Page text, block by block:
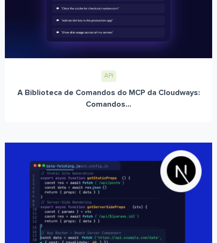
API
A Biblioteca de Comandos do MCP da Cloudways:
Comandos...